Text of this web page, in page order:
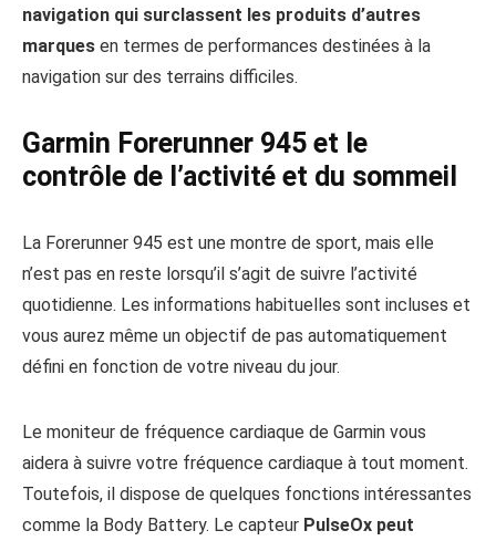
navigation qui surclassent les produits d’autres
marques en termes de performances destinées à la
navigation sur des terrains difficiles.
Garmin Forerunner 945 et le
contrôle de l’activité et du sommeil
La Forerunner 945 est une montre de sport, mais elle
n’est pas en reste lorsqu’il s’agit de suivre l’activité
quotidienne. Les informations habituelles sont incluses et
vous aurez même un objectif de pas automatiquement
défini en fonction de votre niveau du jour.
Le moniteur de fréquence cardiaque de Garmin vous
aidera à suivre votre fréquence cardiaque à tout moment.
Toutefois, il dispose de quelques fonctions intéressantes
comme la Body Battery. Le capteur PulseOx peut